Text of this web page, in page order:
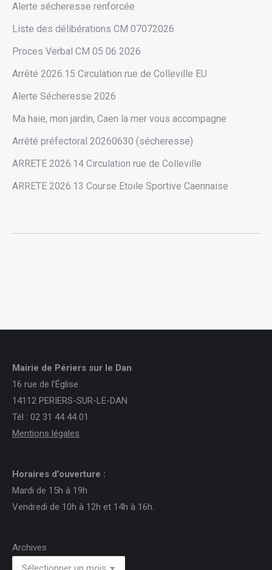
Alerte sécheresse renforcée
Liste des délibérations CM 07072026
Proces Verbal CM 05 06 2026
Arrêté 2026.15 Circulation rue de Colleville EU
Alerte Sécheresse 2026
Ma haie, mon jardin, Caen la mer vous accompagne
Arrêté préfectoral 20260630 (sécheresse)
ARRETE 2026.14 Circulation rue de Colleville
ARRETE 2026.13 Course Etoile Sportive Caennaise
Mairie de Périers sur le Dan
16 rue de l’Église
14112 PERIERS-SUR-LE-DAN
Tél : 02 31 44 44 01
Mentions légales
Horaires d’ouverture :
Mardi de 15h à 19h
Vendredi de 10h à 12h et 14h à 16h.
Archives